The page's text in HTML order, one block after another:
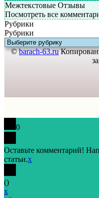
Межтекстовые Отзывы
Посмотреть все
Рубрики
Рубрики
©barach-63.ru
0
Оставьте комментарий!
статьи.x
()
x